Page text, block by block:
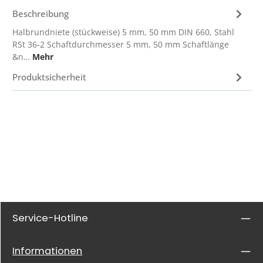
Beschreibung
Halbrundniete (stückweise) 5 mm, 50 mm DIN 660, Stahl
RSt 36-2 Schaftdurchmesser 5 mm, 50 mm Schaftlänge
&n… Mehr
Produktsicherheit
Service-Hotline
Informationen